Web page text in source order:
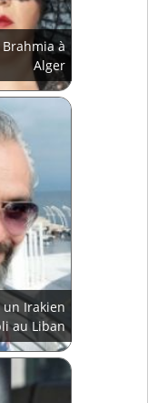
à
Alger
un Irakien
au Liban